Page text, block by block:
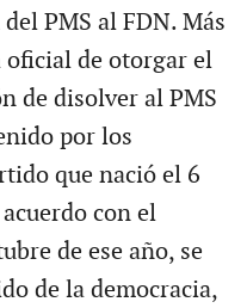
PMS al FDN. Más
oficial de otorgar el
de disolver al PMS
por los
que nació el 6
con el
de ese año, se
de la democracia,